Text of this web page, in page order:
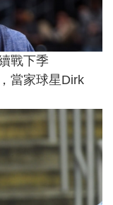
戰下季
當家球星Dirk